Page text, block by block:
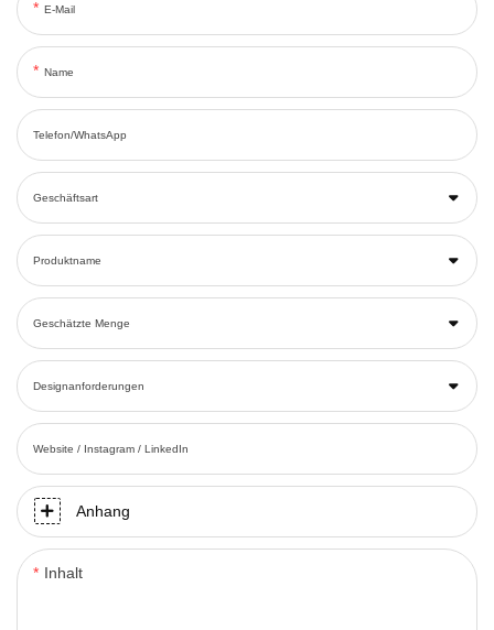
E-Mail
Name
Telefon/WhatsApp
Geschäftsart
Produktname
Geschätzte Menge
Designanforderungen
Website / Instagram / LinkedIn
Anhang
Inhalt